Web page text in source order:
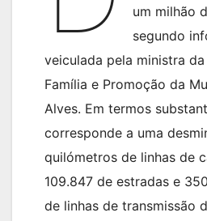
um milhão
segundo
veiculada pela ministra
Família e Promoção da
Alves. Em termos
corresponde a uma
quilómetros de linhas de
109.847 de estradas e
de linhas de transmissão